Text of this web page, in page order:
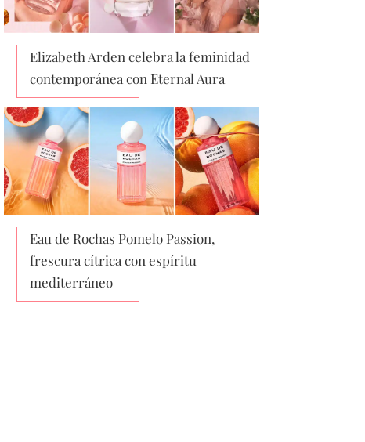
Elizabeth Arden celebra la feminidad
contemporánea con Eternal Aura
Eau de Rochas Pomelo Passion,
frescura cítrica con espíritu
mediterráneo